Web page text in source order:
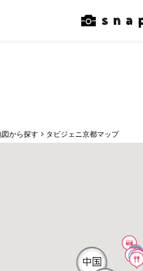
図から探す タビジェニ京都マップ